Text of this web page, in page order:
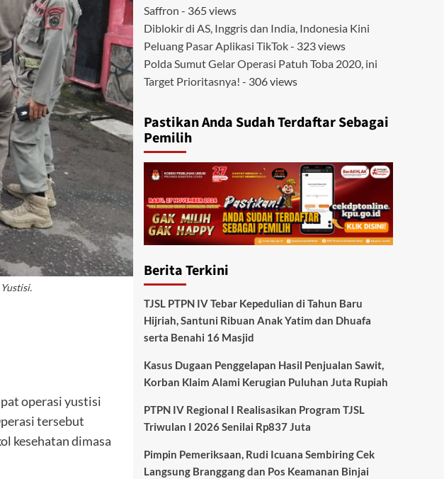
operasi yustisi
tersebut
kesehatan dimasa
Saffron - 365 views
Diblokir di AS, Inggris dan India, Indonesia Kini
Peluang Pasar Aplikasi TikTok- 323 views
Polda Sumut Gelar Operasi Patuh Toba 2020, ini
Target Prioritasnya! - 306 views
Pastikan Anda Sudah Terdaftar Sebagai
Pemilih
Berita Terkini
TJSL PTPN IV Tebar Kepedulian di Tahun Baru
Hijriah, Santuni Ribuan Anak Yatim dan Dhuafa
serta Benahi 16 Masjid
Kasus Dugaan Penggelapan Hasil Penjualan Sawit,
Korban Klaim Alami Kerugian Puluhan Juta Rupiah
PTPN IV Regional I Realisasikan Program TJSL
Triwulan I 2026 Senilai Rp837 Juta
Pimpin Pemeriksaan, Rudi Icuana Sembiring Cek
Langsung Branggang dan Pos Keamanan Binjai